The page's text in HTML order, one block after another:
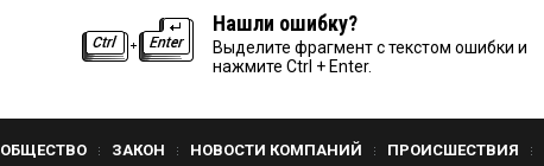
Нашли ошибку?
Выделите фрагмент с текстом ошибки и
нажмите Ctrl + Enter.
ОБЩЕСТВО ЗАКОН НОВОСТИ КОМПАНИЙ ПРОИСШЕСТВИЯ